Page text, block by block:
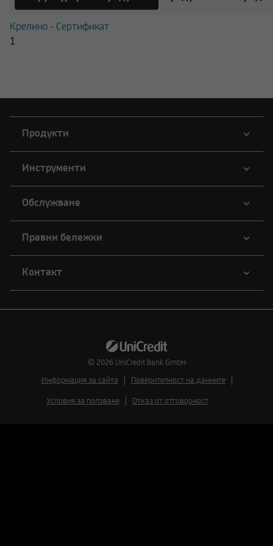
Крелино - Сертификат
1
Продукти
Инструменти
Обслужване
Правни бележки
Контакт
© 2026 UniCredit Bank GmbH
Информация за сайта
Поверителност на данните
Условия за ползване Отказ от отговорност
нарушение на приложимото